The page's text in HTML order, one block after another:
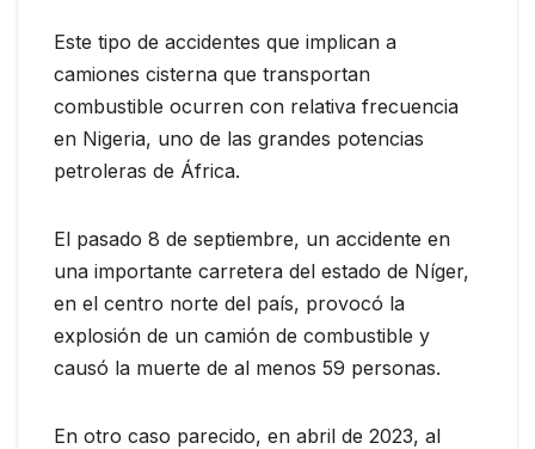
Este tipo de accidentes que implican a
camiones cisterna que transportan
combustible ocurren con relativa frecuencia
en Nigeria, uno de las grandes potencias
petroleras de África.
El pasado 8 de septiembre, un accidente en
una importante carretera del estado de Níger,
en el centro norte del país, provocó la
explosión de un camión de combustible y
causó la muerte de al menos 59 personas.
En otro caso parecido, en abril de 2023, al